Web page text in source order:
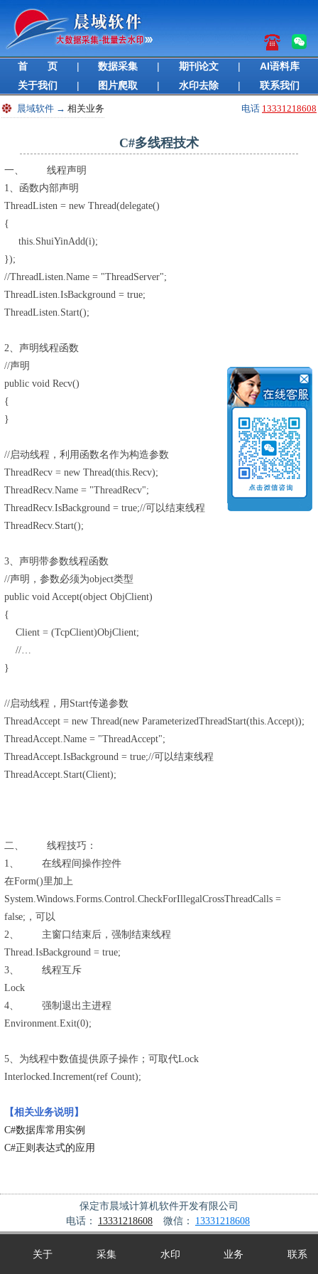
首 页 | 数据采集 | 期刊论文 |
AI语料库
关于我们
| 图片爬取 | 水印去除 | 联系我们
晨域软件 → 相关业务 电话 13331218608
C#多线程技术
一、 线程声明
1、函数内部声明
ThreadListen = new Thread(delegate()
{
this.ShuiYinAdd(i);
});
//ThreadListen.Name = "ThreadServer";
ThreadListen.IsBackground = true;
ThreadListen.Start();
2、声明线程函数
//声明
public void Recv()
{
}
//启动线程，利用函数名作为构造参数
ThreadRecv = new Thread(this.Recv);
ThreadRecv.Name = "ThreadRecv";
ThreadRecv.IsBackground = true;//可以结束线程
ThreadRecv.Start();
3、声明带参数线程函数
//声明，参数必须为object类型
public void Accept(object ObjClient)
{
Client = (TcpClient)ObjClient;
//…
}
//启动线程，用Start传递参数
ThreadAccept = new Thread(new ParameterizedThreadStart(this.Accept));
ThreadAccept.Name = "ThreadAccept";
ThreadAccept.IsBackground = true;//可以结束线程
ThreadAccept.Start(Client);
二、 线程技巧：
1、 在线程间操作控件
在Form()里加上
System.Windows.Forms.Control.CheckForIllegalCrossThreadCalls =
false;，可以
2、 主窗口结束后，强制结束线程
Thread.IsBackground = true;
3、 线程互斥
Lock
4、 强制退出主进程
Environment.Exit(0);
5、为线程中数值提供原子操作；可取代Lock
Interlocked.Increment(ref Count);
【相关业务说明】
C#数据库常用实例
C#正则表达式的应用
保定市晨域计算机软件开发有限公司
电话：
13331218608 微信： 13331218608
关于 采集 水印 业务 联系